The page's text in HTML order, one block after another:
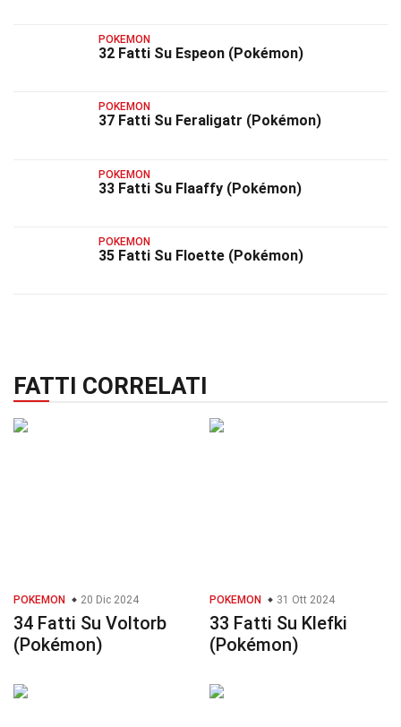
POKEMON
32 Fatti Su Espeon (Pokémon)
POKEMON
37 Fatti Su Feraligatr (Pokémon)
POKEMON
33 Fatti Su Flaaffy (Pokémon)
POKEMON
35 Fatti Su Floette (Pokémon)
FATTI CORRELATI
POKEMON 20 Dic 2024
34 Fatti Su Voltorb
(Pokémon)
POKEMON 31 Ott 2024
33 Fatti Su Klefki
(Pokémon)